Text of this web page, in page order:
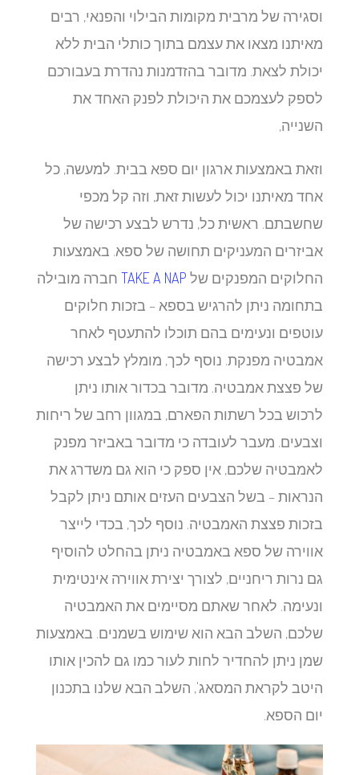
וסגירה של מרבית מקומות הבילוי והפנאי, רבים
מאיתנו מצאו את עצמם בתוך כותלי הבית ללא
יכולת לצאת. מדובר בהזדמנות נהדרת בעבורכם
לספק לעצמכם את היכולת לפנק האחד את
השנייה,
וזאת באמצעות ארגון יום ספא בבית. למעשה, כל
אחד מאיתנו יכול לעשות זאת, וזה קל מכפי
שחשבתם. ראשית כל, נדרש לבצע רכישה של
אביזרים המעניקים תחושה של ספא. באמצעות
החלוקים המפנקים שלTAKE A NAPחברה מובילה
בתחומה ניתן להרגיש בספא – בזכות חלוקים
עוטפים ונעימים בהם תוכלו להתעטף לאחר
אמבטיה מפנקת. נוסף לכך, מומלץ לבצע רכישה
של פצצת אמבטיה. מדובר בכדור אותו ניתן
לרכוש בכל רשתות הפארם, במגוון רחב של ריחות
וצבעים. מעבר לעובדה כי מדובר באביזר מפנק
לאמבטיה שלכם, אין ספק כי הוא גם משדרג את
הנראות – בשל הצבעים העזים אותם ניתן לקבל
בזכות פצצת האמבטיה. נוסף לכך, בכדי לייצר
אווירה של ספא באמבטיה ניתן בהחלט להוסיף
גם נרות ריחניים, לצורך יצירת אווירה אינטימית
ונעימה. לאחר שאתם מסיימים את האמבטיה
שלכם, השלב הבא הוא שימוש בשמנים. באמצעות
שמן ניתן להחדיר לחות לעור כמו גם להכין אותו
היטב לקראת המסאג', השלב הבא שלנו בתכנון
יום הספא.